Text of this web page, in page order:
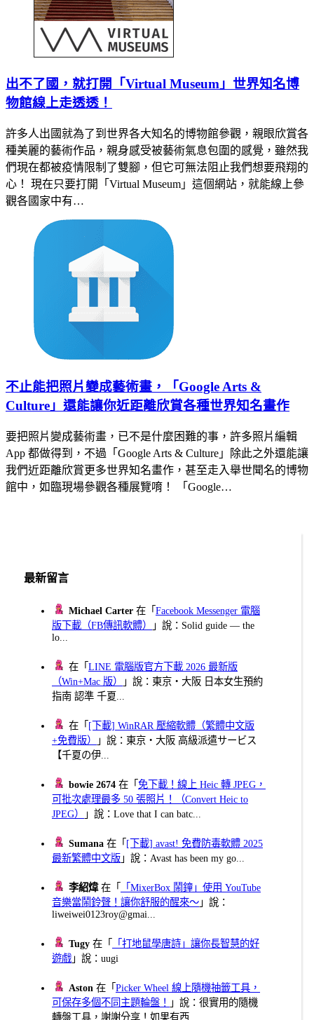
出不了國，就打開「Virtual Museum」世界知名博
物館線上走透透！
許多人出國就為了到世界各大知名的博物館參觀，親眼欣賞各
種美麗的藝術作品，親身感受被藝術氣息包圍的感覺，雖然我
們現在都被疫情限制了雙腳，但它可無法阻止我們想要飛翔的
心！ 現在只要打開「Virtual Museum」這個網站，就能線上參
觀各國家中有…
不止能把照片變成藝術畫，「Google Arts &
Culture」還能讓你近距離欣賞各種世界知名畫作
要把照片變成藝術畫，已不是什麼困難的事，許多照片編輯
App 都做得到，不過「Google Arts & Culture」除此之外還能讓
我們近距離欣賞更多世界知名畫作，甚至走入舉世聞名的博物
館中，如臨現場參觀各種展覽唷！ 「Google…
最新留言
Michael Carter 在「Facebook Messenger 電腦
版下載（FB傳訊軟體）
」說：Solid guide — the
lo...
在「LINE 電腦版官方下載 2026 最新版
（Win+Mac 版）
」說：東京・大阪 日本女生預約
指南 認準 千夏...
在「 [下載] WinRAR 壓縮軟體（繁體中文版
+免費版）
」說：東京・大阪 高級派遣サービス
【千夏の伊...
bowie 2674 在「免下載！線上 Heic 轉 JPEG，
可批次處理最多 50 張照片！（Convert Heic to
JPEG）
」說：Love that I can batc...
Sumana 在「 [下載] avast! 免費防毒軟體 2025
最新繁體中文版 」說：Avast has been my go...
李紹煒在「
「MixerBox 鬧鐘」使用 YouTube
音樂當鬧鈴聲！讓你舒服的醒來～ 」說：
liweiwei0123roy@gmai...
Tugy 在「
「打地鼠學唐詩」讓你長智慧的好
遊戲 」說：uugi
Aston 在「Picker Wheel 線上隨機抽籤工具，
可保存多個不同主題輪盤！
」說：很實用的隨機
轉盤工具，謝謝分享！如果有西...